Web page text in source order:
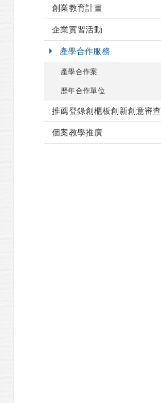
創業教育計畫
企業實習活動
產學合作服務
產學合作案
歷年合作單位
推薦登錄創櫃板創新創意審查
個案教學推廣